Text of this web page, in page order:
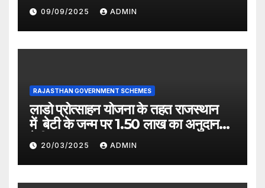
09/09/2025 ADMIN
RAJASTHAN GOVERNMENT SCHEMES
लाडो प्रोत्साहन योजना के तहत राजस्थान
में बेटी के जन्म पर 1.50 लाख का अनुदान
देगी सरकार
20/03/2025 ADMIN